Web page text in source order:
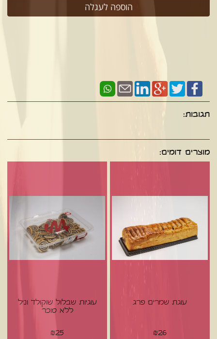
תגובות:
מוצרים דומים:
עוגת שמרים פרג
₪26
עוגיות שבלול שוקולד וניל
ללא סוכר
₪25